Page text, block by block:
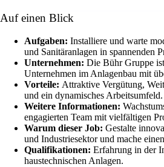
Auf einen Blick
Aufgaben: Installiere und warte
und Sanitäranlagen in spannenden
Unternehmen: Die Bühr Gruppe
Unternehmen im Anlagenbau mit
Vorteile: Attraktive Vergütung,
und ein dynamisches Arbeitsumfeld.
Weitere Informationen:
engagierten Team mit vielfältigen
Warum dieser Job: Gestalte
und Industriesektor und mache
Qualifikationen: Erfahrung in der
haustechnischen Anlagen.